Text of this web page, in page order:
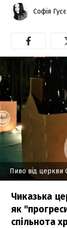
Софія
Пиво від церкви
Чиказька
як
спільнота